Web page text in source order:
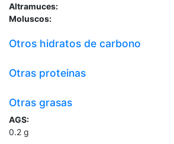
Altramuces:
Moluscos:
Otros hidratos de carbono
Otras proteinas
Otras grasas
AGS:
0.2 g